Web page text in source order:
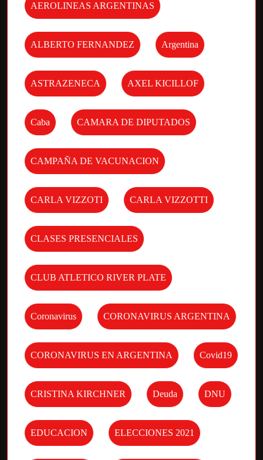
AEROLINEAS ARGENTINAS
ALBERTO FERNANDEZ Argentina
ASTRAZENECA AXEL KICILLOF
Caba CAMARA DE DIPUTADOS
CAMPAÑA DE VACUNACION
CARLA VIZZOTI CARLA VIZZOTTI
CLASES PRESENCIALES
CLUB ATLETICO RIVER PLATE
Coronavirus CORONAVIRUS ARGENTINA
CORONAVIRUS EN ARGENTINA Covid19
CRISTINA KIRCHNER Deuda DNU
EDUCACION ELECCIONES 2021